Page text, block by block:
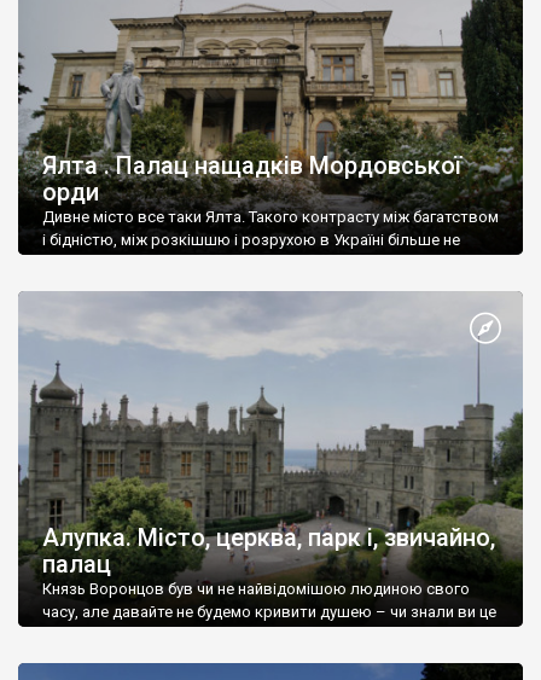
Ялта . Палац нащадків Мордовської
орди
Дивне місто все таки Ялта. Такого контрасту між багатством
і бідністю, між розкішшю і розрухою в Україні більше не
Алупка. Місто, церква, парк і, звичайно,
палац
Князь Воронцов був чи не найвідомішою людиною свого
часу, але давайте не будемо кривити душею – чи знали ви це